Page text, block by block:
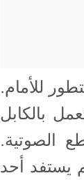
للأمام.
بالكابل
الصوتية.
يستفد أحد